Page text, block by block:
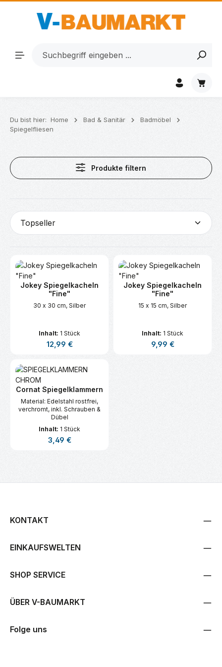
Zum Hauptinhalt springen
Du bist hier: Home Bad & Sanitär
Badmöbel
Spiegelfliesen
Produkte filtern
Jokey Spiegelkacheln
"Fine"
30 x 30 cm, Silber
Inhalt: 1 Stück
Regulärer Preis:
12,99 €
Jokey Spiegelkacheln
"Fine"
15 x 15 cm, Silber
Inhalt: 1 Stück
Regulärer Preis:
9,99 €
Cornat Spiegelklammern
Material: Edelstahl rostfrei,
verchromt, inkl. Schrauben &
Dübel
Inhalt: 1 Stück
Regulärer Preis:
3,49 €
KONTAKT
EINKAUFSWELTEN
SHOP SERVICE
ÜBER V-BAUMARKT
Folge uns